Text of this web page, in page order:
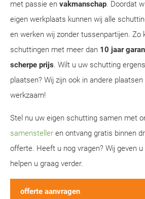
met passie en vakmanschap. Doordat
eigen werkplaats kunnen wij alle
en werken wij zonder tussenpartijen. Zo
schuttingen met meer dan 10 jaar
scherpe prijs. Wilt u uw schutting
plaatsen? Wij zijn ook in andere plaatsen
werkzaam!
Stel nu uw eigen schutting samen met
samensteller en ontvang gratis binnen
offerte. Heeft u nog vragen? Wij geven
helpen u graag verder.
offerte aanvragen